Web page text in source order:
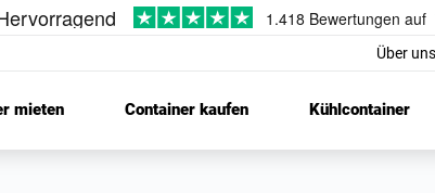
Über uns
mieten Container kaufen Kühlcontainer